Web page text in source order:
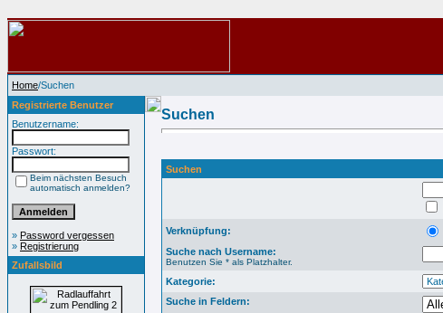
Home/Suchen
Registrierte Benutzer
Benutzername:
Passwort:
Beim nächsten Besuch
automatisch anmelden?
» Password vergessen
» Registrierung
Zufallsbild
Suchen
Suchen
Verknüpfung:
Suche nach Username:
Benutzen Sie * als Platzhalter.
Kategorie:
Suche in Feldern: